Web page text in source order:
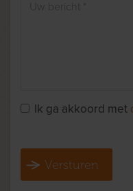
Ik ga akkoord met
Versturen